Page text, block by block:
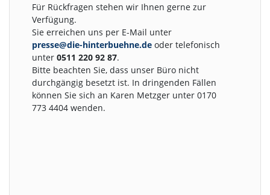
Für Rückfragen stehen wir Ihnen gerne zur
Verfügung.
Sie erreichen uns per E-Mail unter
presse@die-hinterbuehne.de oder telefonisch
unter0511 220 92 87.
Bitte beachten Sie, dass unser Büro nicht
durchgängig besetzt ist. In dringenden Fällen
können Sie sich an Karen Metzger unter 0170
773 4404 wenden.